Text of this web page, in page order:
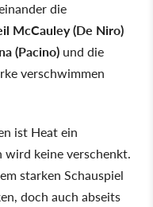
die
McCauley (De Niro)
(Pacino) und die
verschwimmen
ist Heat ein
keine verschenkt.
starken Schauspiel
doch auch abseits